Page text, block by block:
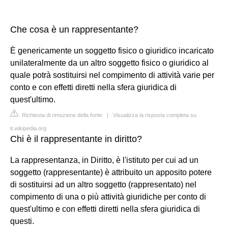
Che cosa è un rappresentante?
È genericamente un soggetto fisico o giuridico incaricato
unilateralmente da un altro soggetto fisico o giuridico al
quale potrà sostituirsi nel compimento di attività varie per
conto e con effetti diretti nella sfera giuridica di
quest'ultimo.
Richiesta di rimozione della fonte | Visualizza la risposta completa su
it.wikipedia.org
Chi è il rappresentante in diritto?
La rappresentanza, in Diritto, è l'istituto per cui ad un
soggetto (rappresentante) è attribuito un apposito potere
di sostituirsi ad un altro soggetto (rappresentato) nel
compimento di una o più attività giuridiche per conto di
quest'ultimo e con effetti diretti nella sfera giuridica di
questi.